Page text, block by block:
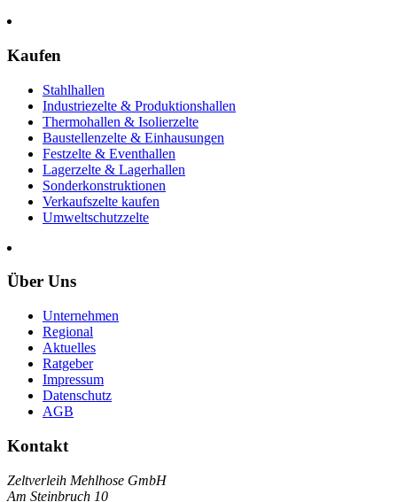
Kaufen
Stahlhallen
Industriezelte & Produktionshallen
Thermohallen & Isolierzelte
Baustellenzelte & Einhausungen
Festzelte & Eventhallen
Lagerzelte & Lagerhallen
Sonderkonstruktionen
Verkaufszelte kaufen
Umweltschutzzelte
Über Uns
Unternehmen
Regional
Aktuelles
Ratgeber
Impressum
Datenschutz
AGB
Kontakt
Zeltverleih Mehlhose GmbH
Am Steinbruch 10